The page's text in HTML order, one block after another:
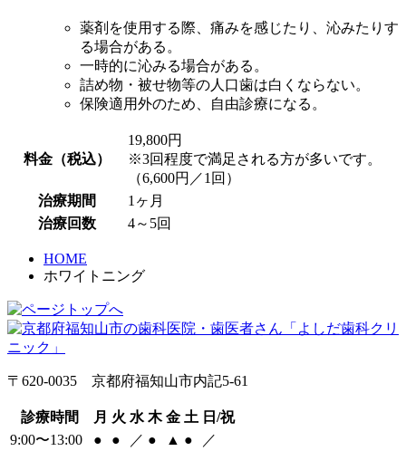
薬剤を使用する際、痛みを感じたり、沁みたりす
る場合がある。
一時的に沁みる場合がある。
詰め物・被せ物等の人口歯は白くならない。
保険適用外のため、自由診療になる。
料金（税込）
19,800円
※3回程度で満足される方が多いです。
（6,600円／1回）
治療期間
1ヶ月
治療回数
4～5回
HOME
ホワイトニング
〒620-0035 京都府福知山市内記5-61
診療時間 月 火 水 木 金 土 日/祝
9:00〜13:00
● ● ／ ● ▲ ●
／